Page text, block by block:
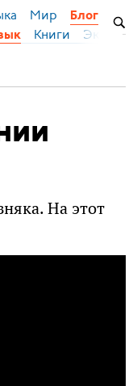
Мир Блог
Книги
На этот